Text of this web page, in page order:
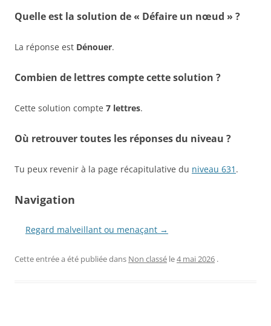
Quelle est la solution de « Défaire un nœud » ?
La réponse est Dénouer.
Combien de lettres compte cette solution ?
Cette solution compte 7 lettres.
Où retrouver toutes les réponses du niveau ?
Tu peux revenir à la page récapitulative du niveau 631 .
Navigation
Regard malveillant ou menaçant →
Cette entrée a été publiée dans Non classé le4 mai 2026 .